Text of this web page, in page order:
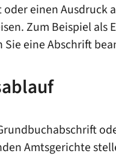
einen Ausdruck
Zum Beispiel
Sie eine Abschrift
Amtsgerichte